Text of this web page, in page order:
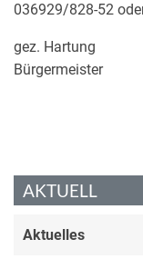
036929/828-52
gez. Hartung
Bürgermeister
AKTUELL
Aktuelles